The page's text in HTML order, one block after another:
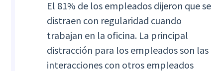
El 81% de los empleados dijeron que se
distraen con regularidad cuando
trabajan en la oficina. La principal
distracción para los empleados son las
interacciones con otros empleados